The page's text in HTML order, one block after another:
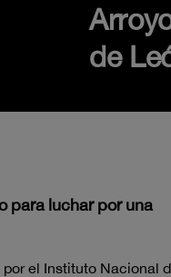
de
para luchar por una
el Instituto Nacional